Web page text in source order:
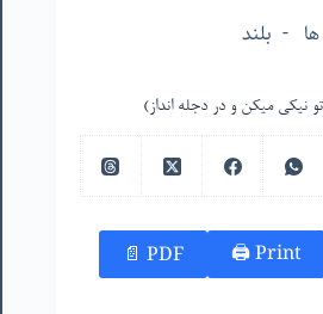
بلند
نیکی میکن و در دجله انداز)
Print 🖨
PDF 📄